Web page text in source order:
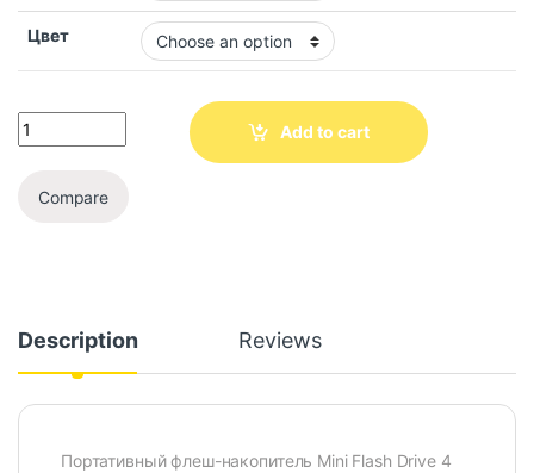
Цвет
Add to cart
Compare
Description Reviews
Портативный флеш-накопитель Mini Flash Drive 4